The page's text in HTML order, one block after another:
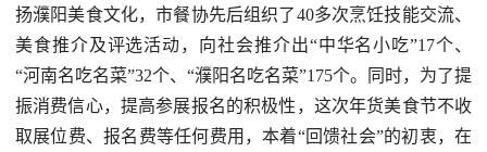
扬濮阳美食文化，市餐协先后组织了40多次烹饪技能交流、
美食推介及评选活动，向社会推介出“中华名小吃”17个、
“河南名吃名菜”32个、“濮阳名吃名菜”175个。同时，为了提
振消费信心，提高参展报名的积极性，这次年货美食节不收
取展位费、报名费等任何费用，本着“回馈社会”的初衷，在